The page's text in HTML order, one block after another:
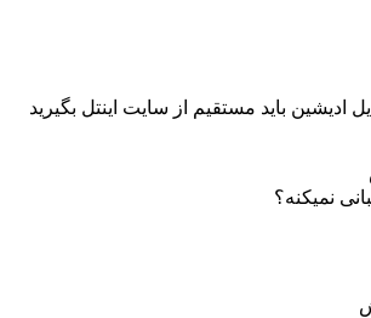
باید مستقیم از سایت اینتل بگیرید